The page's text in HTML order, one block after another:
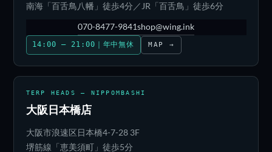
南海「百舌鳥八幡」徒歩4分／JR「百舌鳥」徒歩6分
070-8477-9841shop@wing.ink
14:00 – 21:00｜年中無休 MAP →
TERP HEADS — NIPPOMBASHI
大阪日本橋店
大阪市浪速区日本橋4-7-28 3F
堺筋線「恵美須町」徒歩5分